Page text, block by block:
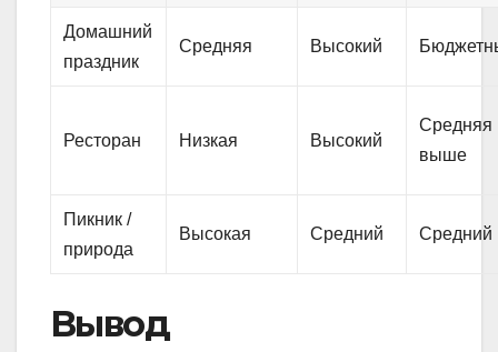
Домашний
праздник
Средняя Высокий
Ресторан Низкая Высокий
Средняя
выше
Пикник /
природа
Высокая Средний Средний
Вывод